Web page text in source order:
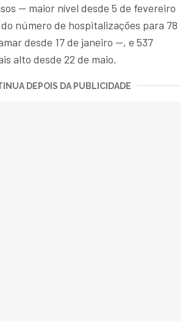
— maior nível desde 5 de fevereiro
número de hospitalizações para 78
desde 17 de janeiro —, e 537
alto desde 22 de maio.
DEPOIS DA PUBLICIDADE